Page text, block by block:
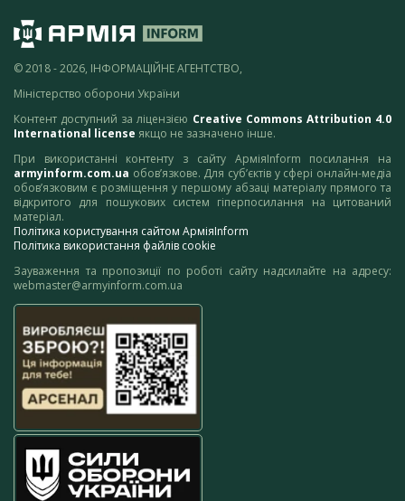
© 2018 - 2026, ІНФОРМАЦІЙНЕ АГЕНТСТВО,
Міністерство оборони України
Контент доступний за ліцензією Creative Commons Attribution 4.0
International license якщо не зазначено інше.
При використанні контенту з сайту АрміяInform посилання на
armyinform.com.ua обов’язкове. Для суб’єктів у сфері онлайн-медіа
обов’язковим є розміщення у першому абзаці матеріалу прямого та
відкритого для пошукових систем гіперпосилання на цитований
матеріал.
Політика користування сайтом АрміяInform
Політика використання файлів cookie
Зауваження та пропозиції по роботі сайту надсилайте на адресу:
webmaster@armyinform.com.ua